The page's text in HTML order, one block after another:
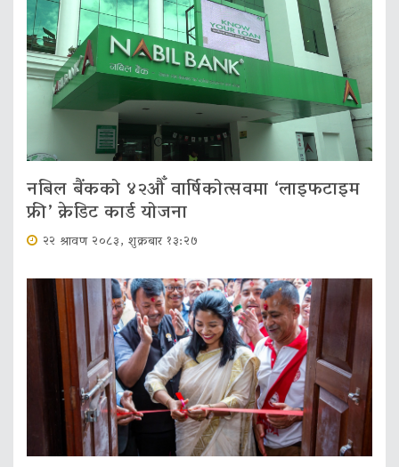
नबिल बैंकको ४२औँ वार्षिकोत्सवमा ‘लाइफटाइम
फ्री’ क्रेडिट कार्ड योजना
२२ श्रावण २०८३, शुक्रबार १३:२७